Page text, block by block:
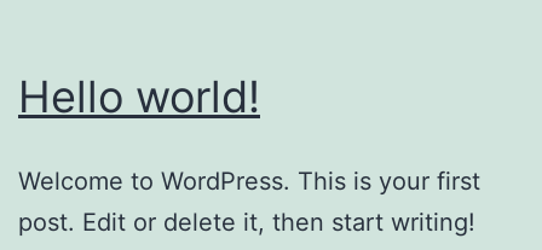
Hello world!
Welcome to WordPress. This is your first
post. Edit or delete it, then start writing!